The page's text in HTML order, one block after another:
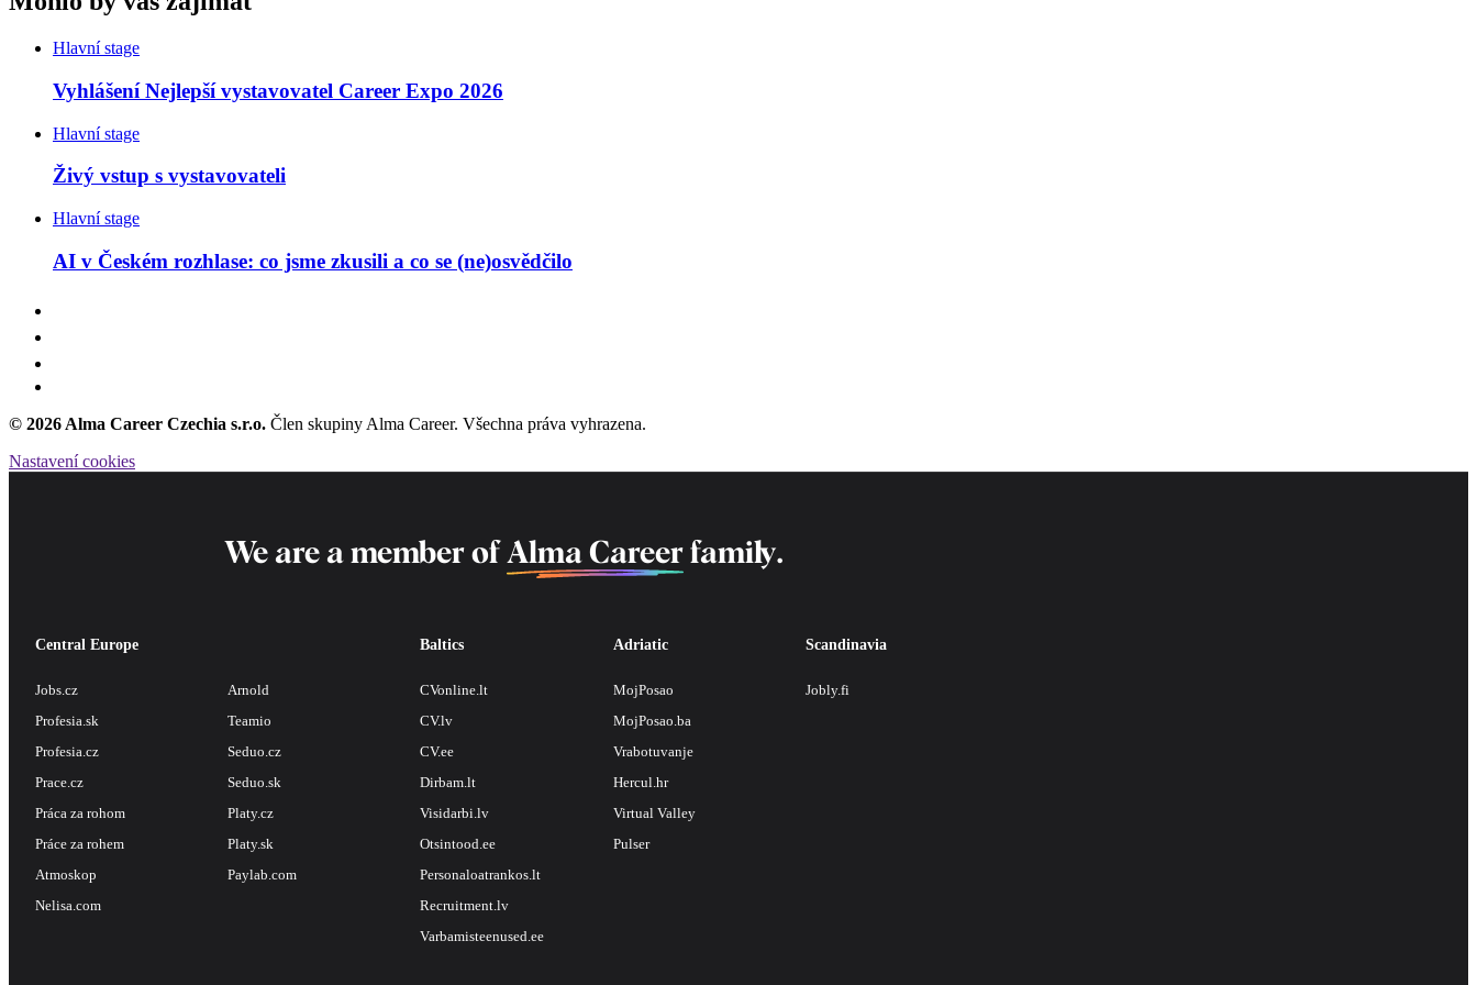
Hlavní stage
Vyhlášení Nejlepší vystavovatel Career Expo 2026
Hlavní stage
Živý vstup s vystavovateli
Hlavní stage
AI v Českém rozhlase: co jsme zkusili a co se (ne)osvědčilo
© 2026 Alma Career Czechia s.r.o. Člen skupiny Alma Career. Všechna práva vyhrazena.
Nastavení cookies
We are a member of Alma Careerfamily.
Central Europe
Jobs.cz
Profesia.sk
Profesia.cz
Prace.cz
Práca za rohom
Práce za rohem
Atmoskop
Nelisa.com
Arnold
Teamio
Seduo.cz
Seduo.sk
Platy.cz
Platy.sk
Paylab.com
Baltics
CVonline.lt
CV.lv
CV.ee
Dirbam.lt
Visidarbi.lv
Otsintood.ee
Personaloatrankos.lt
Recruitment.lv
Varbamisteenused.ee
Adriatic
MojPosao
MojPosao.ba
Vrabotuvanje
Hercul.hr
Virtual Valley
Pulser
Scandinavia
Jobly.fi